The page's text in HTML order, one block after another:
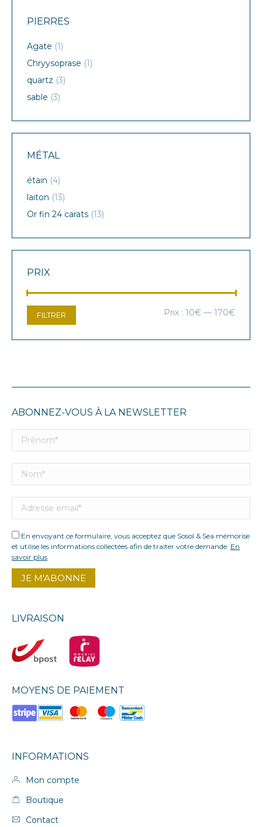
PIERRES
Agate (1)
Chryysoprase (1)
quartz (3)
sable (3)
MÉTAL
étain (4)
laiton (13)
Or fin 24 carats (13)
PRIX
Prix
Prix
FILTRER Prix : 10€ — 170€
ABONNEZ-VOUS À LA NEWSLETTER
En envoyant ce formulaire, vous acceptez que Sosol & Sea mémorise
et utilise les informations collectées afin de traiter votre demande. En
savoir plus
LIVRAISON
MOYENS DE PAIEMENT
INFORMATIONS
Mon compte
Boutique
Contact